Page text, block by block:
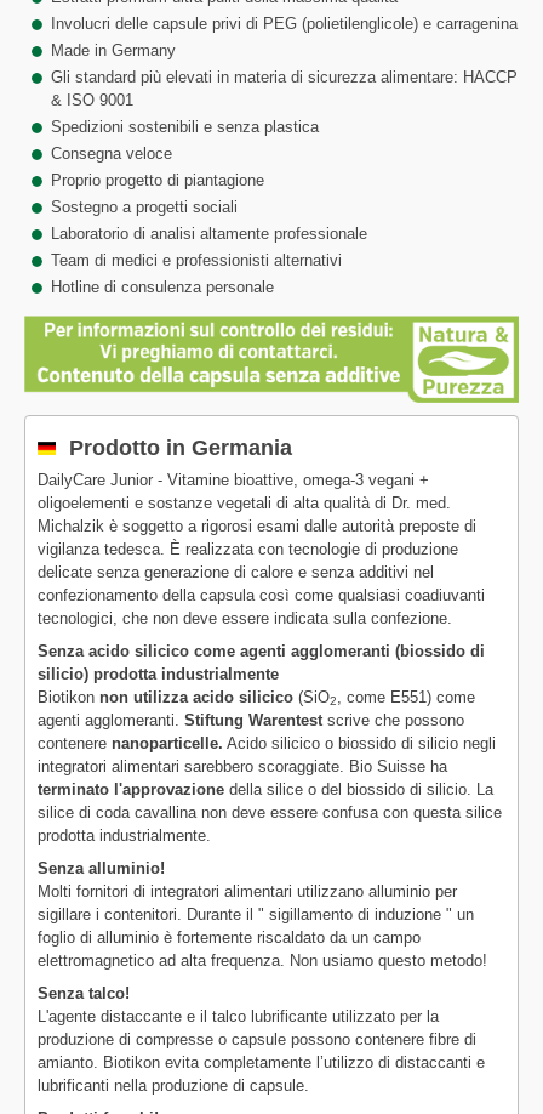
Involucri delle capsule privi di PEG (polietilenglicole) e carragenina
Made in Germany
Gli standard più elevati in materia di sicurezza alimentare: HACCP
& ISO 9001
Spedizioni sostenibili e senza plastica
Consegna veloce
Proprio progetto di piantagione
Sostegno a progetti sociali
Laboratorio di analisi altamente professionale
Team di medici e professionisti alternativi
Hotline di consulenza personale
Prodotto in Germania
DailyCare Junior - Vitamine bioattive, omega-3 vegani +
oligoelementi e sostanze vegetali di alta qualità di Dr. med.
Michalzik è soggetto a rigorosi esami dalle autorità preposte di
vigilanza tedesca. È realizzata con tecnologie di produzione
delicate senza generazione di calore e senza additivi nel
confezionamento della capsula così come qualsiasi coadiuvanti
tecnologici, che non deve essere indicata sulla confezione.
Senza acido silicico come agenti agglomeranti (biossido di
silicio) prodotta industrialmente
Biotikon non utilizza acido silicico (SiO2
, come E551) come
agenti agglomeranti. Stiftung Warentest scrive che possono
contenere nanoparticelle. Acido silicico o biossido di silicio negli
integratori alimentari sarebbero scoraggiate. Bio Suisse ha
terminato l'approvazione della silice o del biossido di silicio. La
silice di coda cavallina non deve essere confusa con questa silice
prodotta industrialmente.
Senza alluminio!
Molti fornitori di integratori alimentari utilizzano alluminio per
sigillare i contenitori. Durante il " sigillamento di induzione " un
foglio di alluminio è fortemente riscaldato da un campo
elettromagnetico ad alta frequenza. Non usiamo questo metodo!
Senza talco!
L'agente distaccante e il talco lubrificante utilizzato per la
produzione di compresse o capsule possono contenere fibre di
amianto. Biotikon evita completamente l’utilizzo di distaccanti e
lubrificanti nella produzione di capsule.